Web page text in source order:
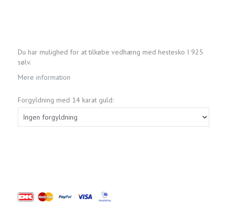
Du har mulighed for at tilkøbe vedhæng med hestesko I 925
sølv.
Mere information
Forgyldning med 14 karat guld: